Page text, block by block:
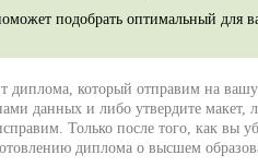
подобрать оптимальный для
диплома, который отправим на
данных и либо утвердите
Только после того, как вы
диплома о высшем